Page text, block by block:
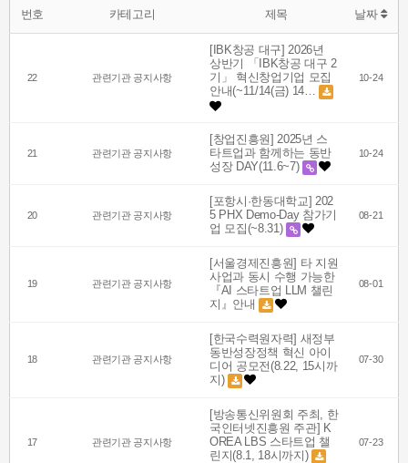
번호 카테고리 제목 날짜
22 관련기관 공지사항
[IBK창공 대구] 2026년
상반기 「IBK창공 대구 2
기」 혁신창업기업 모집
안내(~11/14(금) 14…
10-24
21 관련기관 공지사항
[창업진흥원] 2025년 스
타트업과 함께하는 동반
성장 DAY(11.6~7)
10-24
20 관련기관 공지사항
[포항시·한동대학교] 202
5 PHX Demo-Day 참가기
업 모집(~8.31)
08-21
19 관련기관 공지사항
[서울경제진흥원] 타 지원
사업과 동시 수행 가능한
『AI 스타트업 LLM 챌린
지』안내
08-01
18 관련기관 공지사항
[한국수력원자력] 새정부
동반성장정책 혁신 아이
디어 공모전(8.22, 15시까
지)
07-30
17 관련기관 공지사항
[방송통신위원회 주최, 한
국인터넷진흥원 주관] K
OREA LBS 스타트업 챌
린지(8.1, 18시까지)
07-23